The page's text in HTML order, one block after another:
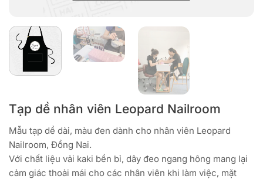
Tạp dề nhân viên Leopard Nailroom
Mẫu tạp dề dài, màu đen dành cho nhân viên Leopard
Nailroom, Đồng Nai.
Với chất liệu vải kaki bền bỉ, dây đeo ngang hông mang lại
cảm giác thoải mái cho các nhân viên khi làm việc, mặt